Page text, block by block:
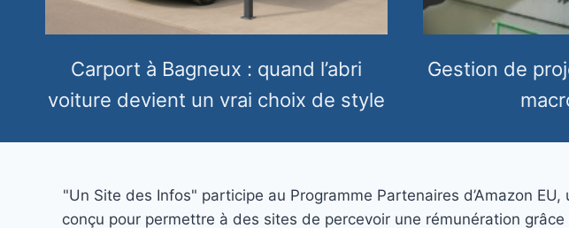
Carport à Bagneux : quand l’abri
voiture devient un vrai choix de style
Gestion de
"Un Site des Infos" participe au Programme Partenaires d’Amazon EU,
conçu pour permettre à des sites de percevoir une rémunération